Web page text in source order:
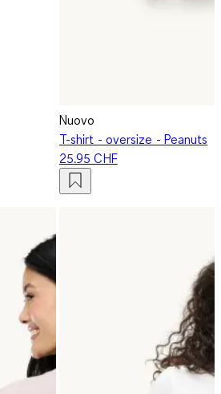
Nuovo
T-shirt - oversize - Peanuts
25.95 CHF